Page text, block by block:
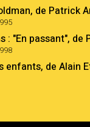
de Patrick
: "En passant", de
enfants, de Alain